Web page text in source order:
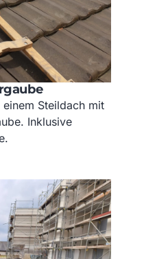
Steildach mit
Inklusive